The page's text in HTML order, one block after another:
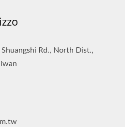
Rd., North Dist.,